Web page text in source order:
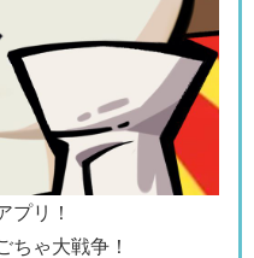
プリ！
ちゃ大戦争！